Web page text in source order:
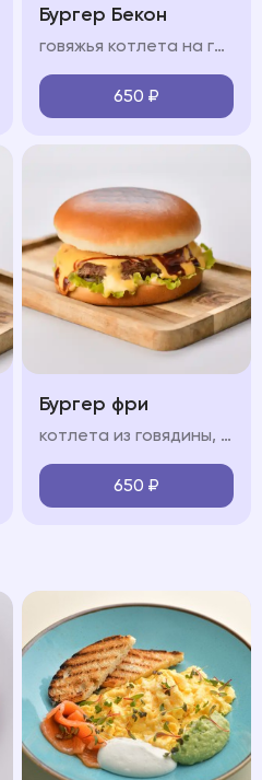
Бургер Бекон
говяжья котлета на гриле, ломтики бекона, сыр чеддер, свежие овощи, пикантный соус, мягкая булочка бриошь
650 ₽
Бургер фри
котлета из говядины, лист салата, красный лук, маринованный огурец, соус, сыр чеддер, картофель фри
650 ₽